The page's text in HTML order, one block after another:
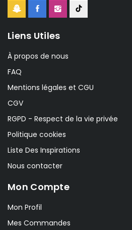
Liens Utiles
À propos de nous
FAQ
Mentions légales et CGU
CGV
RGPD - Respect de la vie privée
Politique cookies
Liste Des Inspirations
Nous contacter
Mon Compte
Mon Profil
Mes Commandes